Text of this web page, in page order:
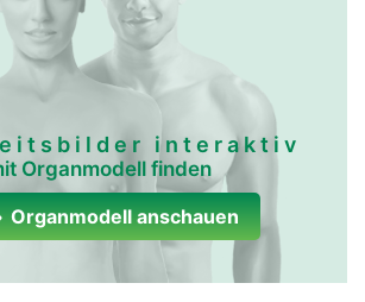
interaktiv
Organmodell finden
Organmodell anschauen